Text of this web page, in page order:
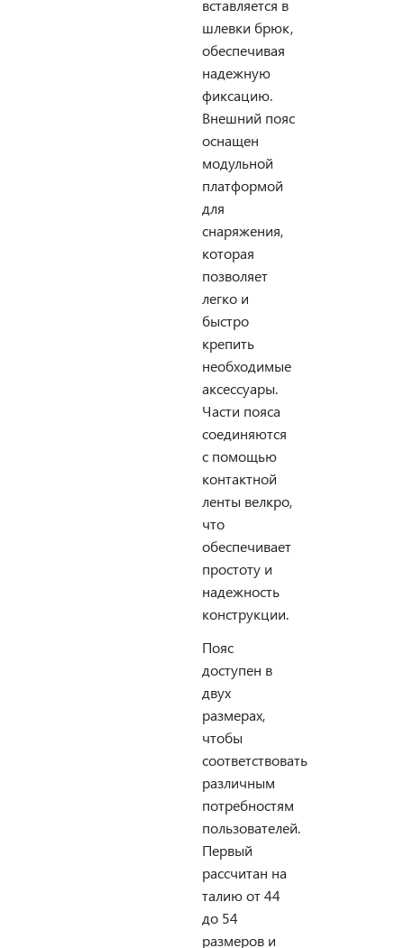
вставляется в
шлевки брюк,
обеспечивая
надежную
фиксацию.
Внешний пояс
оснащен
модульной
платформой
для
снаряжения,
которая
позволяет
легко и
быстро
крепить
необходимые
аксессуары.
Части пояса
соединяются
с помощью
контактной
ленты велкро,
что
обеспечивает
простоту и
надежность
конструкции.
Пояс
доступен в
двух
размерах,
чтобы
соответствовать
различным
потребностям
пользователей.
Первый
рассчитан на
талию от 44
до 54
размеров и